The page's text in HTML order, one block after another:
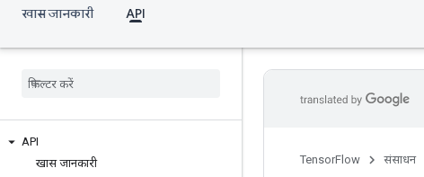
खास जानकारी API
API
खास जानकारी
TensorFlow संसाधन